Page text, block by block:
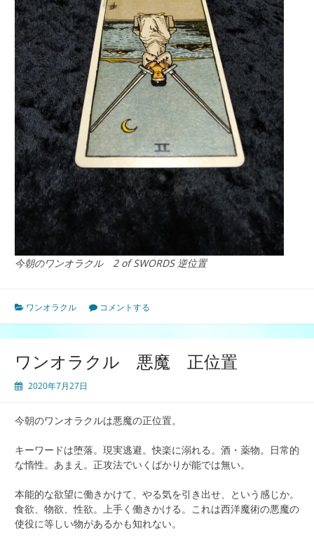
今朝のワンオラクル 2 of SWORDS 逆位置
ワンオラクル コメントする
ワンオラクル 悪魔 正位置
2020年7月27日
今朝のワンオラクルは悪魔の正位置。
キーワードは堕落。現実逃避。快楽に溺れる。酒・薬物。日常的
な惰性。あまえ。正攻法でいくばかりが能では無い。
本能的な欲望に働きかけて、やる気を引き出せ、という感じか。
食欲、物欲、性欲。上手く働きかける。これは西洋魔術の悪魔の
使役に等しい物があるかも知れない。